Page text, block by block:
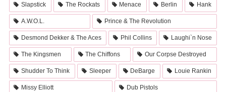
Slapstick The Rockats Menace Berlin Hank
A.W.O.L. Prince & The Revolution
Desmond Dekker & The Aces Phil Collins Laughi`n Nose
The Kingsmen The Chiffons Our Corpse Destroyed
Shudder To Think Sleeper DeBarge Louie Rankin
Missy Elliott Dub Pistols